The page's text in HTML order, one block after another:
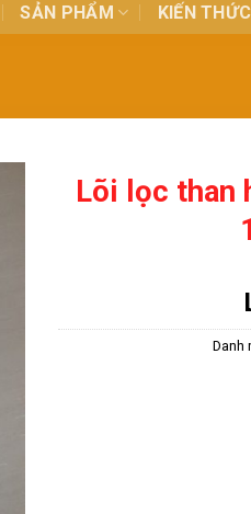
SẢN PHẨM KIẾN
Lõi lọc than
Danh